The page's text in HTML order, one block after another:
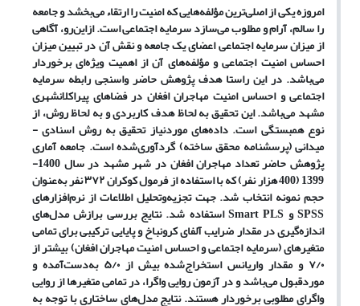
امروزه یکی از اصلی‌ترین مؤلفه‌هایی که امنیت را ارتقاء می‌بخشد و جامعه
را سالم، آرام و مطلوب می‌سازد سرمایه اجتماعی است. ازاین‌رو، آگاهی
از میزان سرمایه اجتماعی اعضای یک جامعه و نقش آن در تبیین میزان
احساس امنیت اجتماعی و مؤلفه‌های آن از اهمیت ویژه‌ای برخوردار
می‌باشد. در این راستا هدف پژوهش حاضر واسنجی رابطه سرمایه
اجتماعی و احساس امنیت مهاجران افغان در فضاهای پیراکلانشهری
مشهد می‌باشد. این تحقیق به لحاظ هدف کاربردی و به لحاظ روش، از
نوع همبستگی است. داده‌های موردنیاز تحقیق به روش اسنادی -
میدانی (پرسشنامه محقق ساخته) گردآوری‌شده است. جامعه آماری
پژوهش حاضر تعداد مهاجران افغان در شهر مشهد در سال 1400-
1399 (400 هزار نفر) که با استفاده از فرمول کوکران ۳۷۲ نفر به‌عنوان
حجم نمونه انتخاب شد. جهت تجزیه‌وتحلیل اطلاعات از نرم‌افزارهای
SPSS و Smart PLS استفاده شد. نتایج بررسی برازش مدل‌های
اندازه‌گیری در مقدار ضرایب آلفای کرونباخ و پایایی ترکیبی برای تمامی
متغیرهای (سرمایه اجتماعی و احساس امنیت مهاجران افغان) بیشتر از
۷/۰ و مقدار واریانس استخراج‌شده بیش از ۵/۰ به‌دست‌آمده و
موردقبول می‌باشد و در آزمون روایی واگرا، در تمامی متغیرها از روایی
واگرای مطلوبی برخوردار هستند. نتایج مدل‌های ساختاری با توجه به